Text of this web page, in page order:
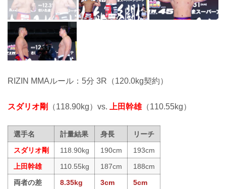
RIZIN MMAルール：5分 3R（120.0kg契約）
スダリオ剛 （118.90kg）vs. 上田幹雄（110.55kg）
選手名 計量結果 身長
リーチ
スダリオ剛
118.90kg 190cm
193cm
上田幹雄
110.55kg 187cm
188cm
両者の差
8.35kg 3cm 5cm